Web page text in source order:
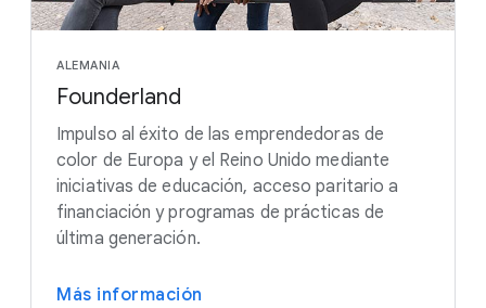
ALEMANIA
Founderland
Impulso al éxito de las emprendedoras de
color de Europa y el Reino Unido mediante
iniciativas de educación, acceso paritario a
financiación y programas de prácticas de
última generación.
Más información